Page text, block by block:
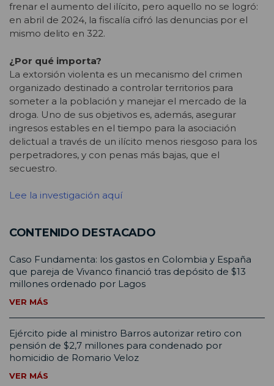
frenar el aumento del ilícito, pero aquello no se logró:
en abril de 2024, la fiscalía cifró las denuncias por el
mismo delito en 322.
¿Por qué importa?
La extorsión violenta es un mecanismo del crimen
organizado destinado a controlar territorios para
someter a la población y manejar el mercado de la
droga. Uno de sus objetivos es, además, asegurar
ingresos estables en el tiempo para la asociación
delictual a través de un ilícito menos riesgoso para los
perpetradores, y con penas más bajas, que el
secuestro.
Lee la investigación aquí
CONTENIDO DESTACADO
Caso Fundamenta: los gastos en Colombia y España
que pareja de Vivanco financió tras depósito de $13
millones ordenado por Lagos
VER MÁS
Ejército pide al ministro Barros autorizar retiro con
pensión de $2,7 millones para condenado por
homicidio de Romario Veloz
VER MÁS